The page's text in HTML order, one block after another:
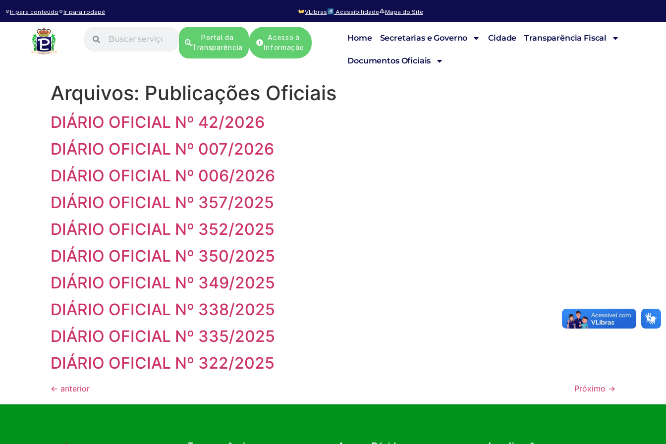
Ir para conteúdo Ir para rodapé VLibras Acessibilidade Mapa do Site
Portal da
Transparência
Acesso à
Informação
Home Secretarias e Governo Cidade Transparência Fiscal
Documentos Oficiais
Arquivos: Publicações Oficiais
DIÁRIO OFICIAL Nº 42/2026
DIÁRIO OFICIAL Nº 007/2026
DIÁRIO OFICIAL Nº 006/2026
DIÁRIO OFICIAL Nº 357/2025
DIÁRIO OFICIAL Nº 352/2025
DIÁRIO OFICIAL Nº 350/2025
DIÁRIO OFICIAL Nº 349/2025
DIÁRIO OFICIAL Nº 338/2025
DIÁRIO OFICIAL Nº 335/2025
DIÁRIO OFICIAL Nº 322/2025
← anterior Próximo →